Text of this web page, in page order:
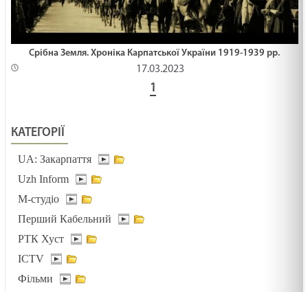
Срібна Земля. Хроніка Карпатської України 1919-1939 рр.
17.03.2023
1
КАТЕГОРІЇ
UA: Закарпаття
Uzh Inform
М-студіо
Перший Кабельний
РТК Хуст
ICTV
Фільми